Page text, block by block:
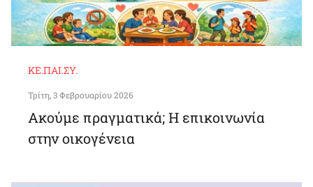
ΚΕ.ΠΑΙ.ΣΥ.
Τρίτη, 3 Φεβρουαρίου 2026
Ακούμε πραγματικά; Η επικοινωνία
στην οικογένεια